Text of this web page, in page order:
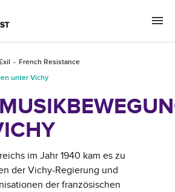
French Resistance
unter Vichy
im Jahr 1940 kam es zu
der Vichy-Regierung und
der französischen